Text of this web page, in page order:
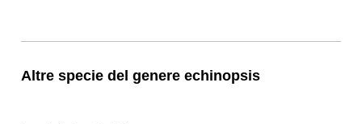
Altre specie del genere echinopsis